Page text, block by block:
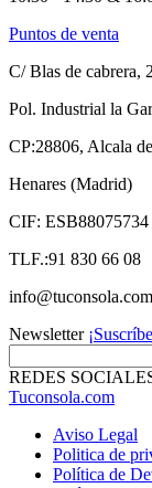
Puntos de venta
C/ Blas de cabrera,
Pol. Industrial la
CP:28806, Alcala de
Henares (Madrid)
CIF: ESB88075734
TLF.:91 830 66 08
info@tuconsola.com
Newsletter
REDES
Tuconsola.com
Aviso Legal
Politica de
Política de